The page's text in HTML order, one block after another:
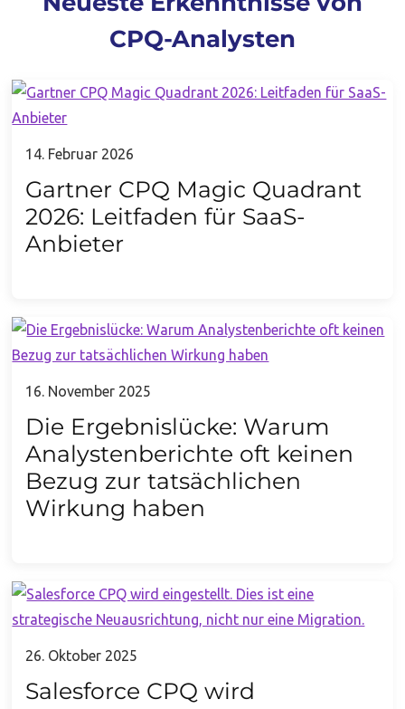
CPQ-Analysten
14. Februar 2026
Gartner CPQ Magic Quadrant
2026: Leitfaden für SaaS-
Anbieter
16. November 2025
Die Ergebnislücke: Warum
Analystenberichte oft keinen
Bezug zur tatsächlichen
Wirkung haben
26. Oktober 2025
Salesforce CPQ wird